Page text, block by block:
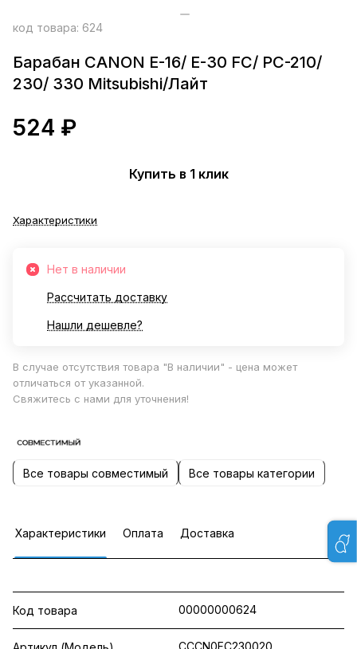
код товара: 624
Барабан CANON E-16/ E-30 FC/ PC-210/
230/ 330 Mitsubishi/Лайт
524 ₽
Купить в 1 клик
Характеристики
Нет в наличии
Рассчитать доставку
Нашли дешевле?
В случае отсутствия товара "В наличии" - цена может
отличаться от указанной.
Свяжитесь с нами для уточнения!
Все товары совместимый Все товары категории
Характеристики Оплата Доставка
Код товара 00000000624
CCCN0FC230020